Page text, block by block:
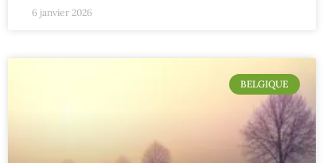
6 janvier 2026
BELGIQUE